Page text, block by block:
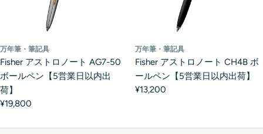
万年筆・筆記具
Fisher アストロノート AG7-50
ボールペン【5営業日以内出
荷】
¥19,800
万年筆・筆記具
Fisher アストロノート CH4B ボ
ールペン【5営業日以内出荷】
¥13,200